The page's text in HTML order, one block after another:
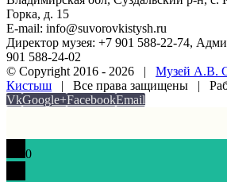
Горка, д. 15
E-mail: info@suvorovkistysh.ru
Директор музея: +7 901 588-22-74,
901 588-24-02
© Copyright 2016 - 2026 | Музей А.В.
Кистыш | Все права защищены |
VkGoogle+FacebookEmail
0